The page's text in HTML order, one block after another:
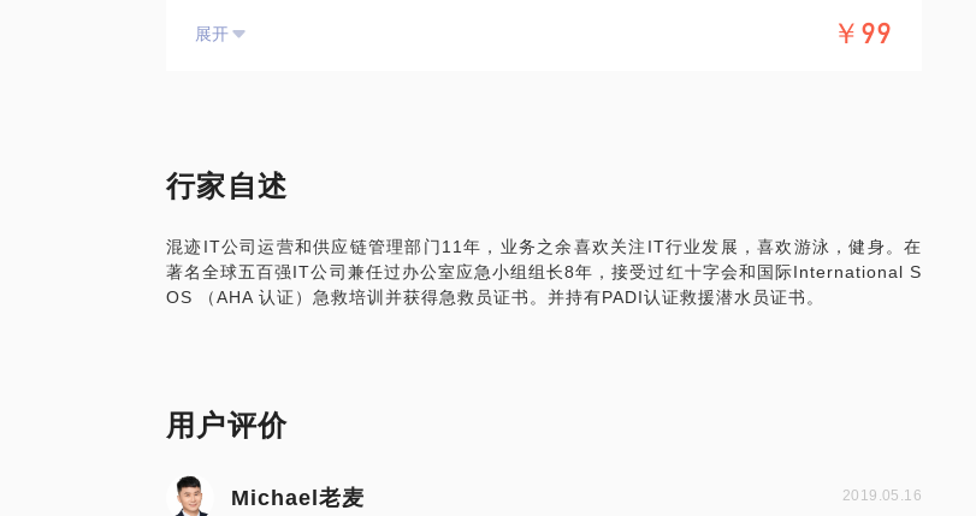
是“迈向专业人士”成为潜水长（Dive Master）的必经之路。刚过去的端午节假期和太太
一些老生常谈的问题的个人见解（比如是否需要懂得游泳，OW和AOW是否要一起考，
考到怎样的级别就好，潜到几十米的海底耳朵不会很痛吗，在国内还是国外考OW比较
展开 ￥99
行家自述
混迹IT公司运营和供应链管理部门11年，业务之余喜欢关注IT行业发展，喜欢游泳，健身。在
著名全球五百强IT公司兼任过办公室应急小组组长8年，接受过红十字会和国际International S
OS （AHA 认证）急救培训并获得急救员证书。并持有PADI认证救援潜水员证书。
用户评价
Michael老麦 2019.05.16